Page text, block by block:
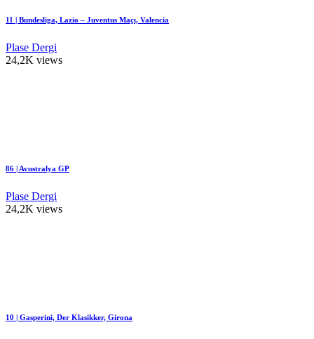
11 | Bundesliga, Lazio – Juventus Maçı, Valencia
Plase Dergi
24,2K views
86 | Avustralya GP
Plase Dergi
24,2K views
10 | Gasperini, Der Klasikker, Girona